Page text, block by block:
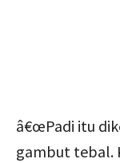
â€œPadi itu
gambut tebal.